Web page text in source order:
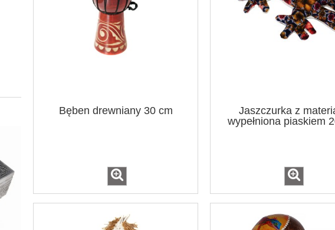
Bęben drewniany 30 cm
Jaszczurka z
wypełniona piaskiem